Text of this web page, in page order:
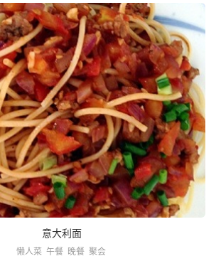
意大利面
懒人菜 午餐 晚餐 聚会